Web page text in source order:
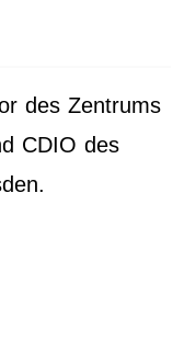
des Zentrums
CDIO des